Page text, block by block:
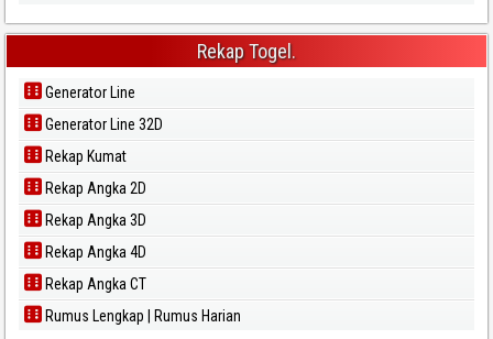
Rekap Togel.
Generator Line
Generator Line 32D
Rekap Kumat
Rekap Angka 2D
Rekap Angka 3D
Rekap Angka 4D
Rekap Angka CT
Rumus Lengkap | Rumus Harian